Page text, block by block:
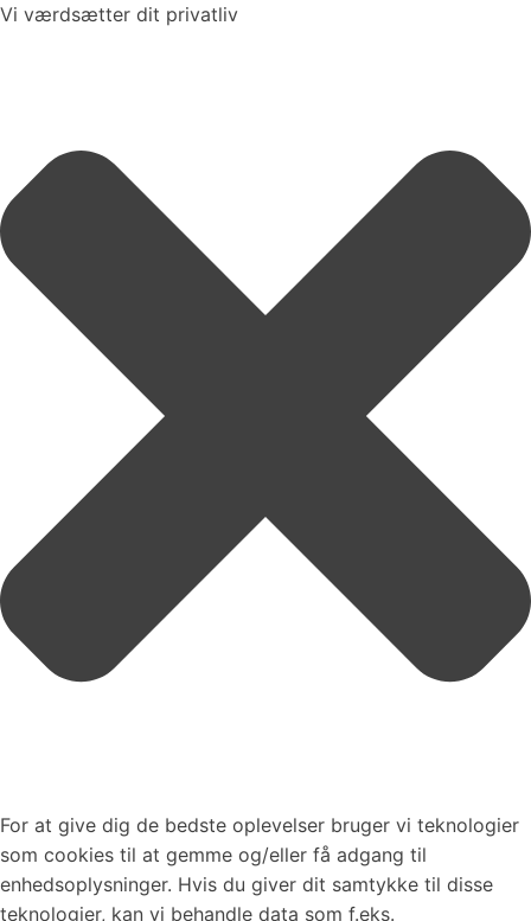
Vi værdsætter dit privatliv
For at give dig de bedste oplevelser bruger vi teknologier
som cookies til at gemme og/eller få adgang til
enhedsoplysninger. Hvis du giver dit samtykke til disse
teknologier, kan vi behandle data som f.eks.